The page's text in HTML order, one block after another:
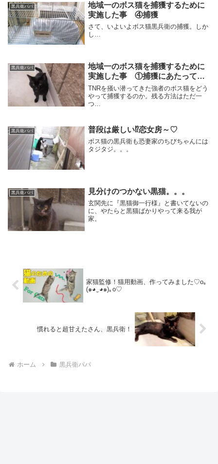
黒兵衛パパ
地域一のボス猫を捕獲するために
実施した事 ④捕獲
さて、いよいよボス猫黒兵衛の捕獲。しか
し…
黒兵衛パパ
地域一のボス猫を捕獲するために
実施した事 ①捕獲にあたって…
TNRを掻い潜ってきた強者のボス猫をどう
やって捕獲するのか。残る方法はただ一
つ…
黒兵衛パパ 普段は厳しい⁉恋女房～♡
ボス猫の黒兵衛も恐妻家のちびちゃんには
タジタジ。。。
黒兵衛パパ 見分けのつかない黒猫。。。
玄関先に『黒猫御一行様』と書いてないの
に、やたらと黒猫ばかりやって来る我が
家。
家猫監修！猫用動画、作ってみました♡o｡
(๑◕‿◕๑)｡o♡
慣れると超甘えたさん、黒兵衛！
ホーム 黒兵衛パパ